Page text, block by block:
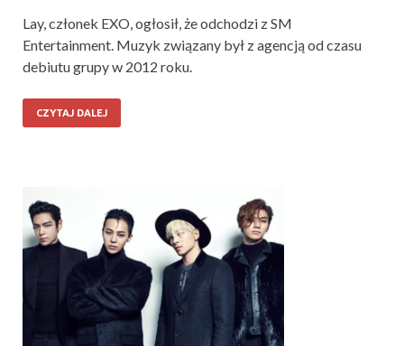
Lay, członek EXO, ogłosił, że odchodzi z SM
Entertainment. Muzyk związany był z agencją od czasu
debiutu grupy w 2012 roku.
CZYTAJ DALEJ